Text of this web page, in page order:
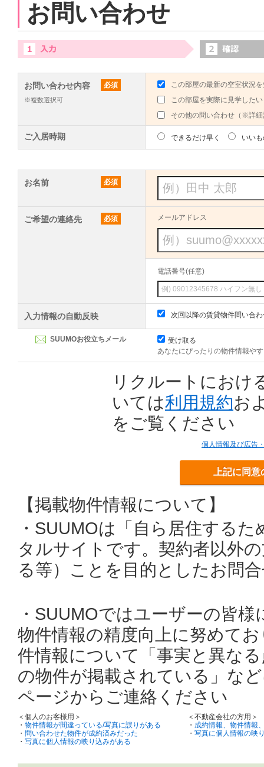
お問い合わせ
お問い合わせ内容 必須
※複数選択可
この部屋の最新の空室状況
この部屋を実際に見学したい
その他の問い合わせ（※詳
ご入居時期 できるだけ早く いい
お名前 必須
ご希望の連絡先 必須 メールアドレス
電話番号(任意)
入力情報の自動反映 次回以降の賃貸物件問い合
SUUMOお役立ちメール
受け取る
あなたにぴったりの物件情報や
リクルートにおけ
いては利用規約お
をご覧ください
個人情報及び広告
上記に同
【掲載物件情報について】
・SUUMOは「自ら居住する
タルサイトです。契約者以外
る等）ことを目的としたお問
・SUUMOではユーザーの皆
物件情報の精度向上に努めて
件情報について「事実と異な
の物件が掲載されている」な
ページからご連絡ください
＜個人のお客様用＞
・ 物件情報が間違っている/写真に誤りがある
・ 問い合わせた物件が成約済みだった
・ 写真に個人情報の映り込みがある
＜不動産会社の方用＞
・ 成約情報、物件情報
・ 写真に個人情報の映